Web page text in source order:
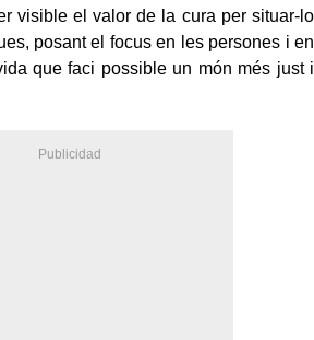
visible el valor de la cura per situar-lo
posant el focus en les persones i en
que faci possible un món més just i